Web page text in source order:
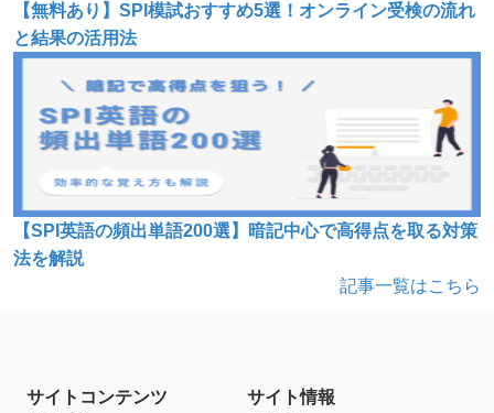
【無料あり】SPI模試おすすめ5選！オンライン受検の流れ
と結果の活用法
【SPI英語の頻出単語200選】暗記中心で高得点を取る対策
法を解説
記事一覧はこちら
サイトコンテンツ サイト情報